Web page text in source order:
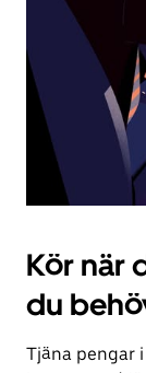
kalendern.
Kör när
du
Tjäna pengar